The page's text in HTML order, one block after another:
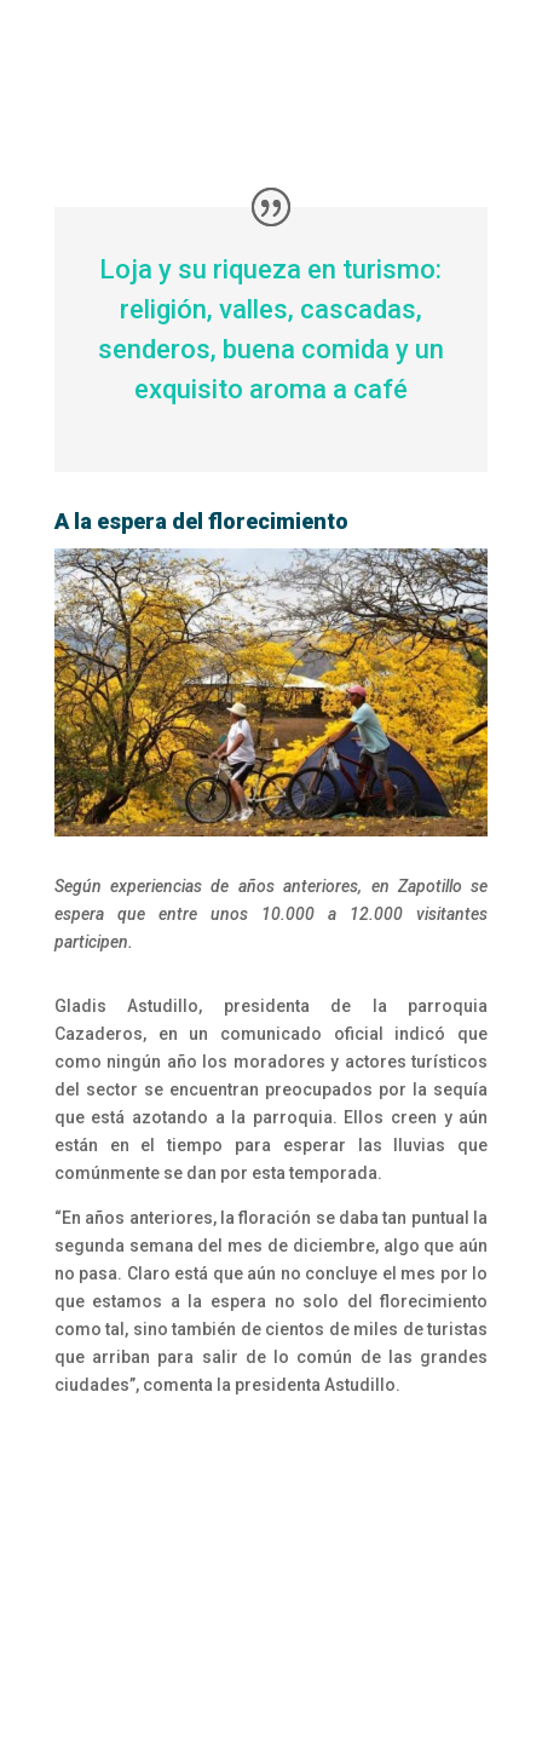
Loja y su riqueza en turismo:
religión, valles, cascadas,
senderos, buena comida y un
exquisito aroma a café
A la espera del florecimiento
Según experiencias de años anteriores, en Zapotillo se
espera que entre unos 10.000 a 12.000 visitantes
participen.
Gladis Astudillo, presidenta de la parroquia
Cazaderos, en un comunicado oficial indicó que
como ningún año los moradores y actores turísticos
del sector se encuentran preocupados por la sequía
que está azotando a la parroquia. Ellos creen y aún
están en el tiempo para esperar las lluvias que
comúnmentese dan por esta temporada.
“En años anteriores, la floración se daba tan puntual la
segunda semana del mes de diciembre, algo que aún
no pasa. Claro está que aún no concluye el mes por lo
que estamos a la espera no solo del florecimiento
como tal, sino también de cientos de miles de turistas
que arriban para salir de lo común de las grandes
ciudades”, comenta la presidenta Astudillo.